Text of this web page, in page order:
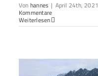
Von hannes | April 24th, 2021
Kommentare
Weiterlesen